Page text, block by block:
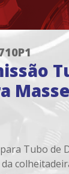
Tubo de